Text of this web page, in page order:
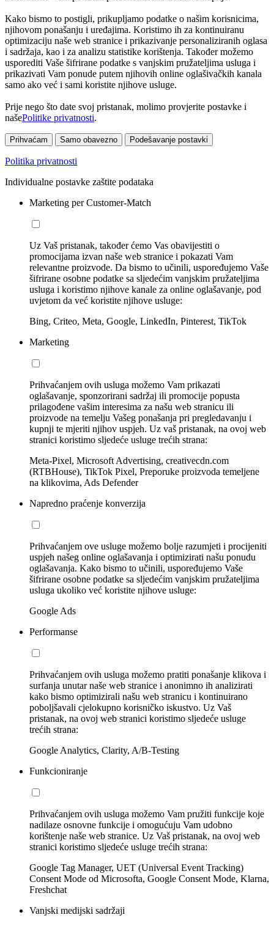
Kako bismo to postigli, prikupljamo podatke o našim korisnicima,
njihovom ponašanju i uređajima. Koristimo ih za kontinuiranu
optimizaciju naše web stranice i prikazivanje personaliziranih oglasa
i sadržaja, kao i za analizu statistike korištenja. Također možemo
usporediti Vaše šifrirane podatke s vanjskim pružateljima usluga i
prikazivati Vam ponude putem njihovih online oglašivačkih kanala
samo ako već i sami koristite njihove usluge.
Prije nego što date svoj pristanak, molimo provjerite postavke i
našePolitike privatnosti.
Prihvaćam Samo obavezno Podešavanje postavki
Politika privatnosti
Individualne postavke zaštite podataka
Marketing per Customer-Match
Uz Vaš pristanak, također ćemo Vas obavijestiti o
promocijama izvan naše web stranice i pokazati Vam
relevantne proizvode. Da bismo to učinili, uspoređujemo Vaše
šifrirane osobne podatke sa sljedećim vanjskim pružateljima
usluga i koristimo njihove kanale za online oglašavanje, pod
uvjetom da već koristite njihove usluge:
Bing, Criteo, Meta, Google, LinkedIn, Pinterest, TikTok
Marketing
Prihvaćanjem ovih usluga možemo Vam prikazati
oglašavanje, sponzorirani sadržaj ili promocije popusta
prilagođene vašim interesima za našu web stranicu ili
proizvode na temelju Vašeg ponašanja pri pregledavanju i
kupnji te mjeriti njihov uspjeh. Uz vaš pristanak, na ovoj web
stranici koristimo sljedeće usluge trećih strana:
Meta-Pixel, Microsoft Advertising, creativecdn.com
(RTBHouse), TikTok Pixel, Preporuke proizvoda temeljene
na klikovima, Ads Defender
Napredno praćenje konverzija
Prihvaćanjem ove usluge možemo bolje razumjeti i procijeniti
uspjeh našeg online oglašavanja i optimizirati našu ponudu
oglašavanja. Kako bismo to učinili, uspoređujemo Vaše
šifrirane osobne podatke sa sljedećim vanjskim pružateljima
usluga ukoliko već koristite njihove usluge:
Google Ads
Performanse
Prihvaćanjem ovih usluga možemo pratiti ponašanje klikova i
surfanja unutar naše web stranice i anonimno ih analizirati
kako bismo optimizirali našu web stranicu i kontinuirano
poboljšavali cjelokupno korisničko iskustvo. Uz Vaš
pristanak, na ovoj web stranici koristimo sljedeće usluge
trećih strana:
Google Analytics, Clarity, A/B-Testing
Funkcioniranje
Prihvaćanjem ovih usluga možemo Vam pružiti funkcije koje
nadilaze osnovne funkcije i omogućuju Vam udobno
korištenje naše web stranice. Uz Vaš pristanak, na ovoj web
stranici koristimo sljedeće usluge trećih strana:
Google Tag Manager, UET (Universal Event Tracking)
Consent Mode od Microsofta, Google Consent Mode, Klarna,
Freshchat
Vanjski medijski sadržaji